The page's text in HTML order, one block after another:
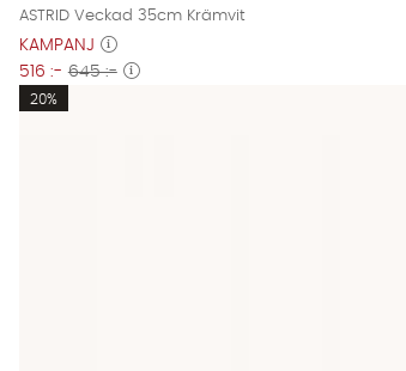
ASTRID Veckad 35cm Krämvit
KAMPANJ
516 :- 645 :-
20%